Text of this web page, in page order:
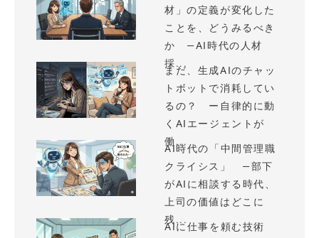
材」の定義が変化した
ことを、どうみるべき
か —AI時代の人材
採...
まだ、生成AIのチャッ
トボットで消耗してい
るの？ ー自律的に動
くAIエージェントが
働...
AI時代の「中間管理職
クライシス」 —部下
がAIに相談する時代、
上司の価値はどこに
残...
AIに仕事を頼む技術